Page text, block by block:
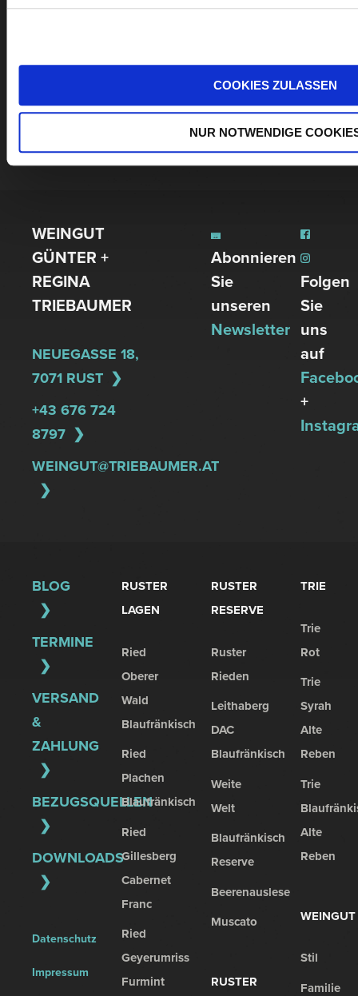
COOKIES ZULASSEN
NUR NOTWENDIGE
(ca. 20% neu).
WEINGUT
GÜNTER +
REGINA
TRIEBAUMER
NEUEGASSE 18,
7071 RUST
+43 676 724
8797
WEINGUT@TRIEBAUMER.AT
Abonnieren
Sie
unseren
Newsletter
Folgen
Sie
uns
auf
+
BLOG
TERMINE
VERSAND
&
ZAHLUNG
BEZUGSQUELLEN
DOWNLOADS
Datenschutz
Impressum
RUSTER
LAGEN
Ried
Oberer
Wald
Blaufränkisch
Ried
Plachen
Blaufränkisch
Ried
Gillesberg
Cabernet
Franc
Ried
Geyerumriss
Furmint
RUSTER
RESERVE
Ruster
Rieden
Leithaberg
DAC
Blaufränkisch
Weite
Welt
Blaufränkisch
Reserve
Beerenauslese
Muscato
RUSTER
TRIE
Trie
Rot
Trie
Syrah
Alte
Reben
Trie
Alte
Reben
WEINGUT
Stil
Familie